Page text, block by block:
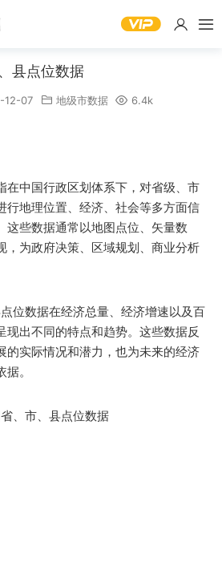
县点位数据
12-07 地级市数据 6.4k
在中国行政区划体系下，对省级、市
行地理位置、经济、社会等多方面信
这些数据通常以地图点位、矢量数
，为政府决策、区域规划、商业分析
位数据在经济总量、经济增速以及百
现出不同的特点和趋势。这些数据反
的实际情况和潜力，也为未来的经济
。
、市、县点位数据